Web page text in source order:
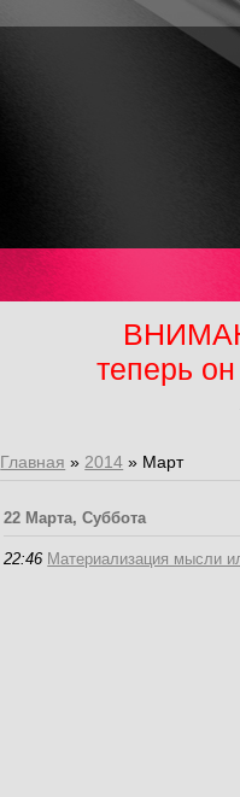
теперь
Главная » 2014 » Март
22 Марта, Суббота
22:46 Материализация мысли